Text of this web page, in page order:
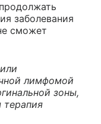
заболевания
сможет
лимфомой
зоны,
терапия